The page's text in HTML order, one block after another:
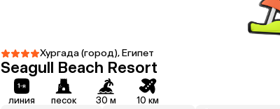
Хургада (город), Египет
Seagull Beach Resort
линия песок 30 м 10 км